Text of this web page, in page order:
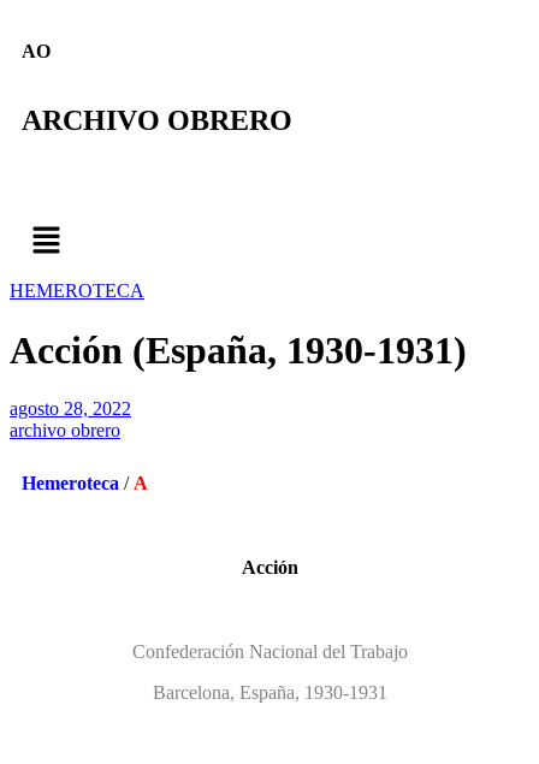
AO
ARCHIVO OBRERO
HEMEROTECA
Acción (España, 1930-1931)
agosto 28, 2022
archivo obrero
Hemeroteca / A
Acción
Confederación Nacional del Trabajo
Barcelona, España, 1930-1931